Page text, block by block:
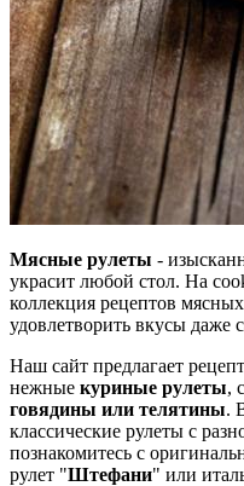
Мясные рулеты -
украсит любой стол. На
коллекция рецептов
удовлетворить вкусы даже
Наш сайт предлагает
нежные куриные рулеты,
говядины или телятины.
классические рулеты с
познакомитесь с
рулет "Штефани" или